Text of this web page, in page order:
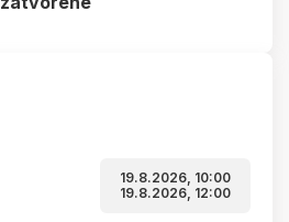
19.8.2026, 10:00
19.8.2026, 12:00